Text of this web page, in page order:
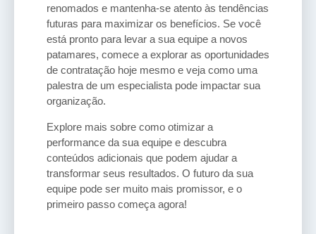
renomados e mantenha-se atento às tendências
futuras para maximizar os benefícios. Se você
está pronto para levar a sua equipe a novos
patamares, comece a explorar as oportunidades
de contratação hoje mesmo e veja como uma
palestra de um especialista pode impactar sua
organização.
Explore mais sobre como otimizar a
performance da sua equipe e descubra
conteúdos adicionais que podem ajudar a
transformar seus resultados. O futuro da sua
equipe pode ser muito mais promissor, e o
primeiro passo começa agora!